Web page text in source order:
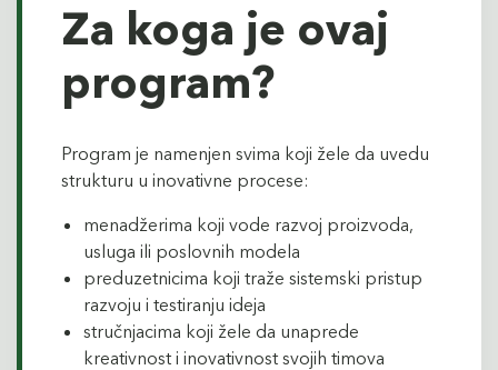
Za koga je ovaj
program?
Program je namenjen svima koji žele da uvedu
strukturu u inovativne procese:
menadžerima koji vode razvoj proizvoda,
usluga ili poslovnih modela
preduzetnicima koji traže sistemski pristup
razvoju i testiranju ideja
stručnjacima koji žele da unaprede
kreativnost i inovativnost svojih timova